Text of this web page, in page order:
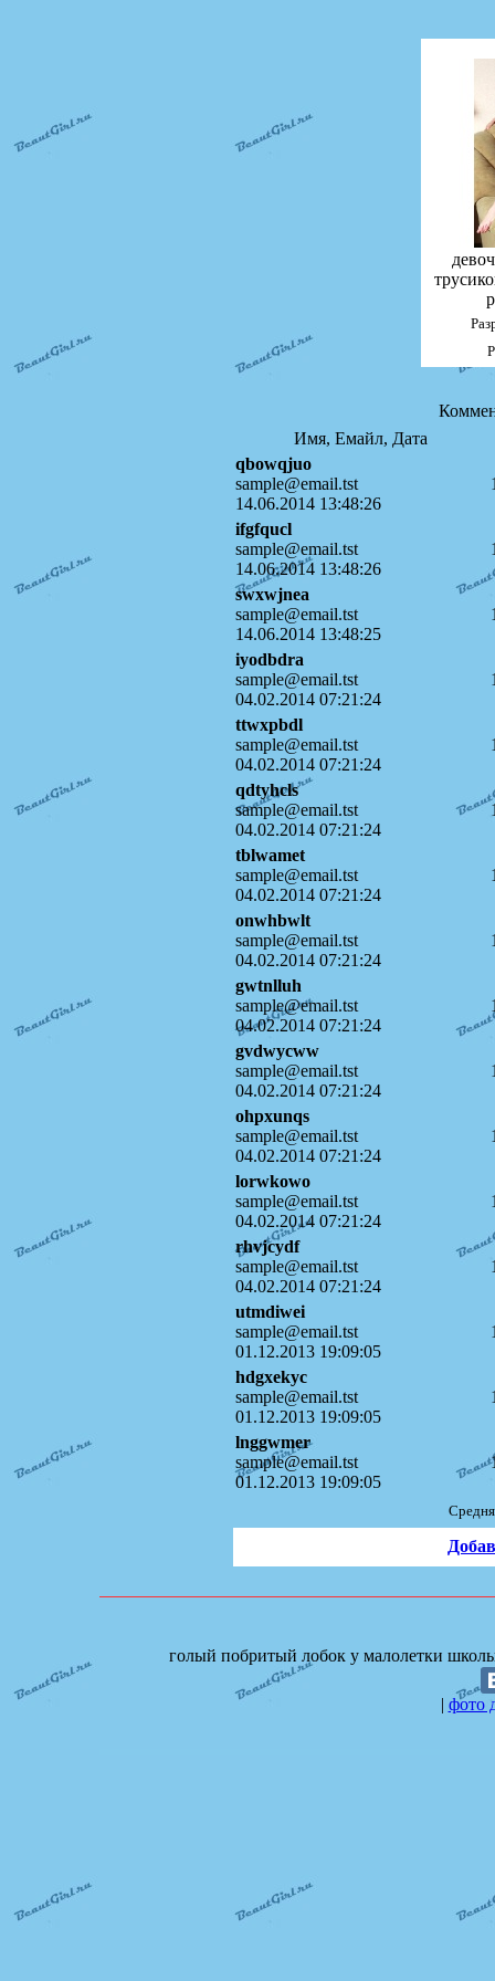
Имя, Емайл, Дата
qbowqjuo
sample@email.tst
14.06.2014 13:48:26
ifgfqucl
sample@email.tst
14.06.2014 13:48:26
swxwjnea
sample@email.tst
14.06.2014 13:48:25
iyodbdra
sample@email.tst
04.02.2014 07:21:24
ttwxpbdl
sample@email.tst
04.02.2014 07:21:24
qdtyhcls
sample@email.tst
04.02.2014 07:21:24
tblwamet
sample@email.tst
04.02.2014 07:21:24
onwhbwlt
sample@email.tst
04.02.2014 07:21:24
gwtnlluh
sample@email.tst
04.02.2014 07:21:24
gvdwycww
sample@email.tst
04.02.2014 07:21:24
ohpxunqs
sample@email.tst
04.02.2014 07:21:24
lorwkowo
sample@email.tst
04.02.2014 07:21:24
rhvjcydf
sample@email.tst
04.02.2014 07:21:24
utmdiwei
sample@email.tst
01.12.2013 19:09:05
hdgxekyc
sample@email.tst
01.12.2013 19:09:05
lnggwmer
sample@email.tst
01.12.2013 19:09:05
голый побритый лобок у малолетки
| фото